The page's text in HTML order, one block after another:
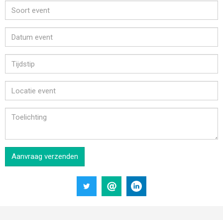
Aanvraag verzenden